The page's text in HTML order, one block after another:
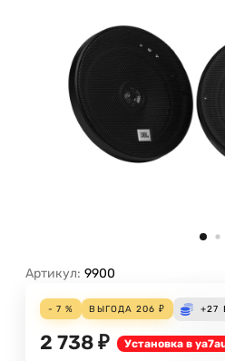
Артикул: 9900
- 7 % ВЫГОДА 206 ₽ +27
2 738 ₽ Установка в